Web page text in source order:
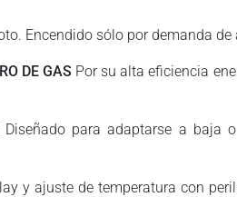
Encendido sólo por demanda
DE GAS Por su alta eficiencia
para adaptarse a baja
y ajuste de temperatura con